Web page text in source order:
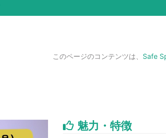
このページのコンテンツは、 Safe
魅力・特徴